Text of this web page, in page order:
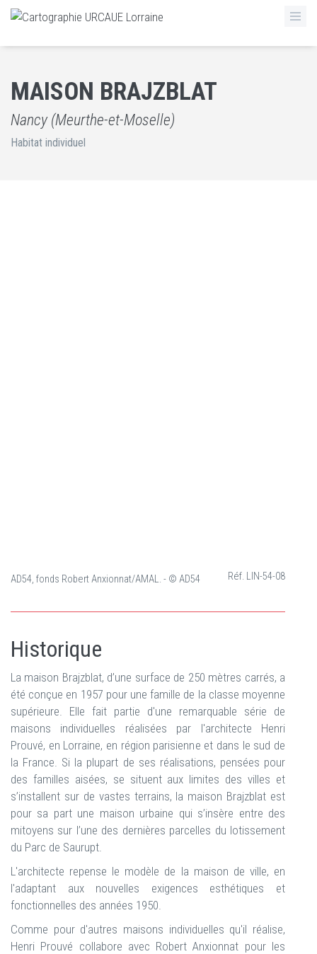
MAISON BRAJZBLAT
Nancy (Meurthe-et-Moselle)
Habitat individuel
AD54, fonds Robert Anxionnat/AMAL. - © AD54 Réf. LIN-54-08
Historique
La maison Brajzblat, d’une surface de 250 mètres carrés, a
été conçue en 1957 pour une famille de la classe moyenne
supérieure. Elle fait partie d'une remarquable série de
maisons individuelles réalisées par l'architecte Henri
Prouvé, en Lorraine, en région parisienne et dans le sud de
la France. Si la plupart de ses réalisations, pensées pour
des familles aisées, se situent aux limites des villes et
s’installent sur de vastes terrains, la maison Brajzblat est
pour sa part une maison urbaine qui s’insère entre des
mitoyens sur l’une des dernières parcelles du lotissement
du Parc de Saurupt.
L'architecte repense le modèle de la maison de ville, en
l'adaptant aux nouvelles exigences esthétiques et
fonctionnelles des années 1950.
Comme pour d'autres maisons individuelles qu'il réalise,
Henri Prouvé collabore avec Robert Anxionnat pour les